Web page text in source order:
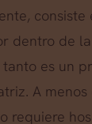
dentro de
tanto es un
A
requiere